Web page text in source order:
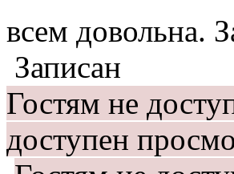
всем довольна.
Записан
Гостям не
доступен